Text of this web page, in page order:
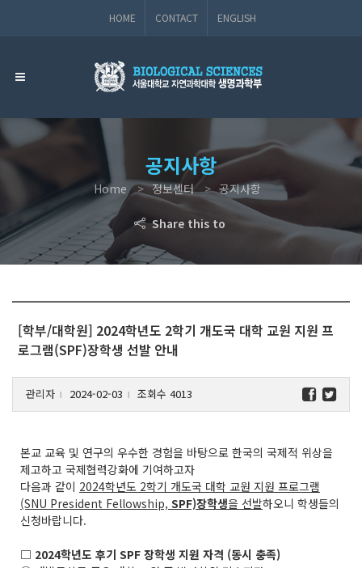
HOME CONTACT ENGLISH
공지사항
Home 정보센터 공지사항
Share this to
[학부/대학원] 2024학년도 2학기 개도국 대학 교원 지원 프
로그램(SPF)장학생 선발 안내
관리자 l 2024-02-03 l 조회수 4013
본교 교육 및 연구의 우수한 경험을 바탕으로 한국의 국제적 위상을
제고하고 국제협력강화에 기여하고자
다음과 같이 2024학년도 2학기 개도국 대학 교원 지원 프로그램
(SNU President Fellowship, SPF)장학생을 선발하오니 학생들의
신청바랍니다.
□ 2024학년도 후기 SPF 장학생 지원 자격 (동시 충족)